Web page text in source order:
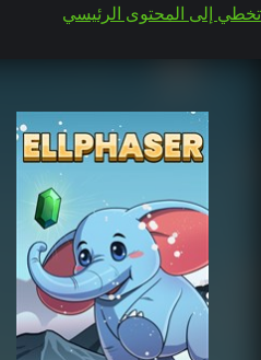
تخطي إلى المحتوى الرئيسي